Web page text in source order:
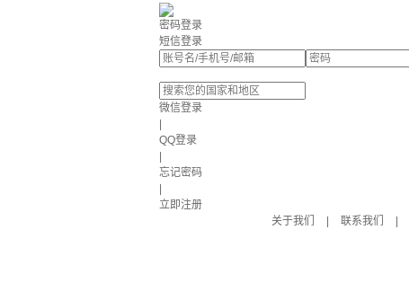
密码登录
短信登录
微信登录
QQ登录
忘记密码
立即注册
关于我们
联系我们